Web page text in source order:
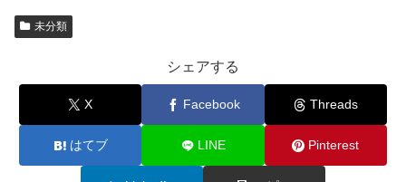
未分類
シェアする
X Facebook Threads
はてブ LINE Pinterest